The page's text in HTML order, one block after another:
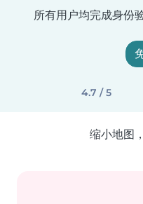
所有用户均完成身份
4.7 / 5
缩小地图